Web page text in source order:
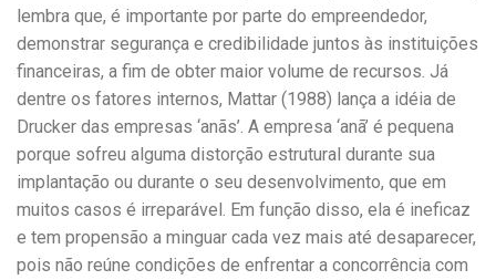
lembra que, é importante por parte do empreendedor,
demonstrar segurança e credibilidade juntos às instituições
financeiras, a fim de obter maior volume de recursos. Já
dentre os fatores internos, Mattar (1988) lança a idéia de
Drucker das empresas ‘anãs’. A empresa ‘anã’ é pequena
porque sofreu alguma distorção estrutural durante sua
implantação ou durante o seu desenvolvimento, que em
muitos casos é irreparável. Em função disso, ela é ineficaz
e tem propensão a minguar cada vez mais até desaparecer,
pois não reúne condições de enfrentar a concorrência com